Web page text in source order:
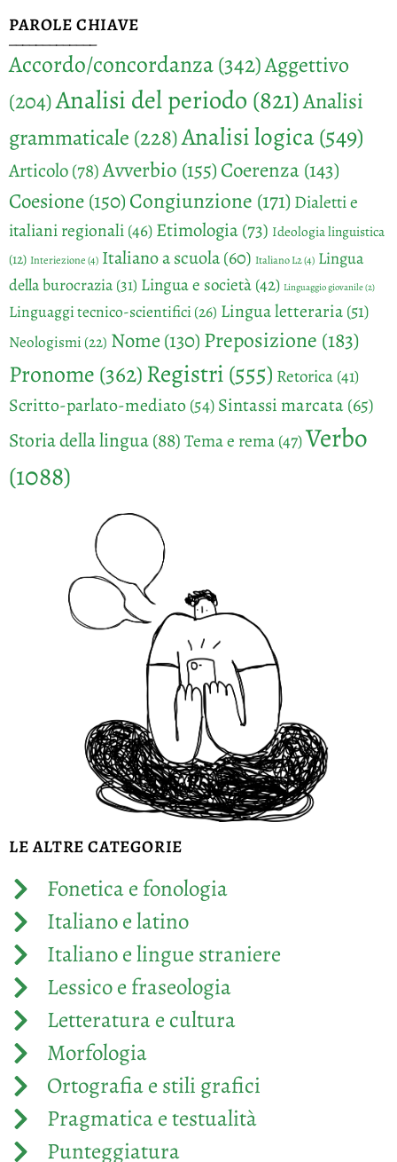
PAROLE CHIAVE
Accordo/concordanza(342)Aggettivo
(204)Analisi del periodo (821)Analisi
grammaticale (228)Analisi logica(549)
Articolo(78)Avverbio (155)Coerenza(143)
Coesione(150)Congiunzione (171) Dialetti e
italiani regionali(46)Etimologia(73) Ideologia linguistica
(12) Interiezione(4) Italiano a scuola(60) Italiano L2(4) Lingua
della burocrazia(31) Lingua e società(42) Linguaggio giovanile(2)
Linguaggi tecnico-scientifici(26) Lingua letteraria(51)
Neologismi (22) Nome(130)Preposizione (183)
Pronome (362)Registri(555) Retorica(41)
Scritto-parlato-mediato(54)Sintassi marcata(65)
Storia della lingua(88)Tema e rema(47)Verbo
(1088)
LE ALTRE CATEGORIE
Fonetica e fonologia
Italiano e latino
Italiano e lingue straniere
Lessico e fraseologia
Letteratura e cultura
Morfologia
Ortografia e stili grafici
Pragmatica e testualità
Punteggiatura